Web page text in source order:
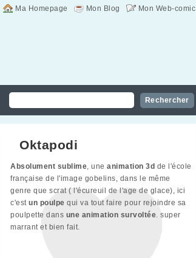
Mon Web-comic
Mon Blog
Ma Homepage
Oktapodi
Absolument sublime, une animation 3d de l'école
française de l'image gobelins, dans le même
genre que scrat ( l'écureuil de l'age de glace), ici
c'est un poulpe qui va tout faire pour rejoindre sa
poulpette dans une animation survoltée. super
marrant et bien fait.